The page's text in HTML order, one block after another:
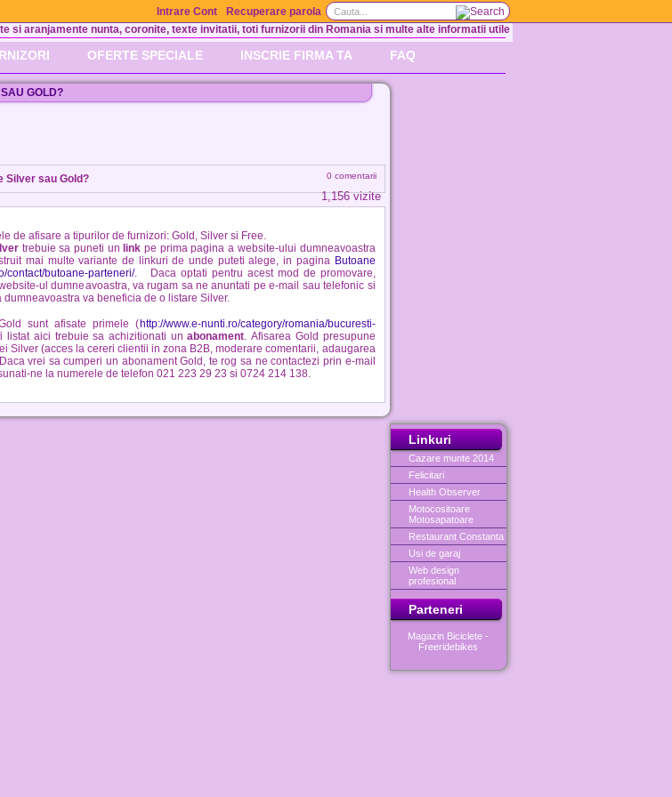
Intrare Cont
Recuperare parola
si aranjamente nunta, coronite, texte invitatii, toti furnizorii din Romania si multe alte informatii utile
OFERTE SPECIALE INSCRIE FIRMA TA FAQ
GOLD?
Silver sau Gold?
1,156 vizite
0 comentarii
de afisare a tipurilor de furnizori: Gold, Silver si Free.
trebuie sa puneti un link pe prima pagina a website-ului dumneavoastra
mai multe variante de linkuri de unde puteti alege, in pagina Butoane
contact/butoane-parteneri/. Daca optati pentru acest mod de promovare,
ul dumneavoastra, va rugam sa ne anuntati pe e-mail sau telefonic si
va beneficia de o listare Silver.
sunt afisate primele (http://www.e-nunti.ro/category/romania/bucuresti-
listat aici trebuie sa achizitionati unabonament. Afisarea Gold presupune
Silver (acces la cereri clientii in zona B2B, moderare comentarii, adaugarea
vrei sa cumperi un abonament Gold, te rog sa ne contactezi prin e-mail
ne la numerele de telefon 021 223 29 23 si 0724 214 138.
Linkuri
Cazare munte 2014
Felicitari
Health Observer
Motocositoare
Motosapatoare
Restaurant Constanta
Usi de garaj
Web design
profesional
Parteneri
Magazin Biciclete -
Freeridebikes